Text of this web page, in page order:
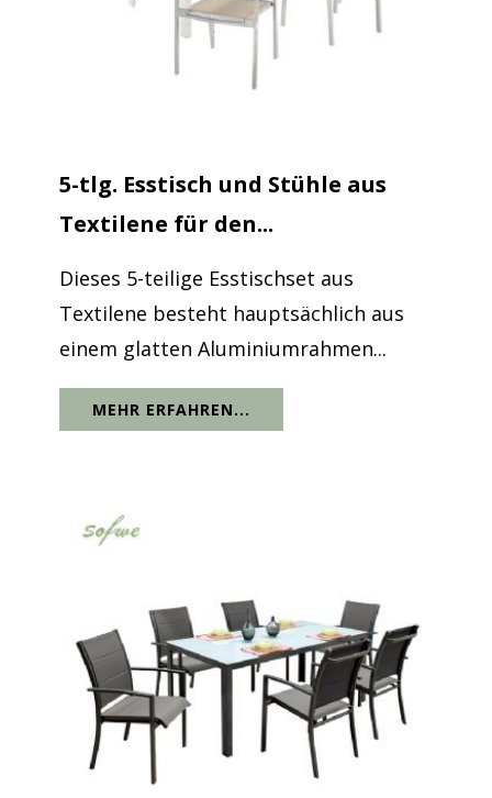
5-tlg. Esstisch und Stühle aus
Textilene für den...
Dieses 5-teilige Esstischset aus
Textilene besteht hauptsächlich aus
einem glatten Aluminiumrahmen...
MEHR ERFAHREN...